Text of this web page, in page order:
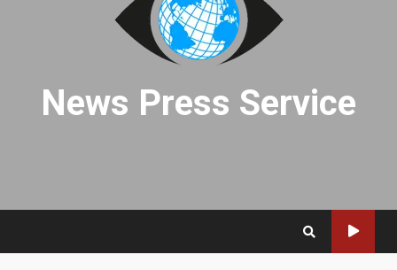
News Press Service